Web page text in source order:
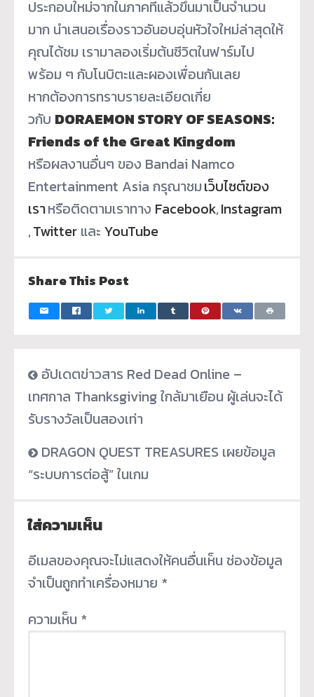
ประกอบใหม่จากในภาคที่แล้วขึ้นมาเป็นจำนวน
มาก นำเสนอเรื่องราวอันอบอุ่นหัวใจใหม่ล่าสุดให้
คุณได้ชม เรามาลองเริ่มต้นชีวิตในฟาร์มไป
พร้อม ๆ กับโนบิตะและผองเพื่อนกันเลย
หากต้องการทราบรายละเอียดเกี่ย
วกับ DORAEMON STORY OF SEASONS:
Friends of the Great Kingdom
หรือผลงานอื่นๆ ของ Bandai Namco
Entertainment Asia กรุณาชมเว็บไซต์ของ
เราหรือติดตามเราทาง Facebook,Instagram
,Twitter และ YouTube
Share This Post
อัปเดตข่าวสาร Red Dead Online –
เทศกาล Thanksgiving ใกล้มาเยือน ผู้เล่นจะได้
รับรางวัลเป็นสองเท่า
DRAGON QUEST TREASURES เผยข้อมูล
“ระบบการต่อสู้” ในเกม
ใส่ความเห็น
อีเมลของคุณจะไม่แสดงให้คนอื่นเห็น ช่องข้อมูล
จำเป็นถูกทำเครื่องหมาย *
ความเห็น *